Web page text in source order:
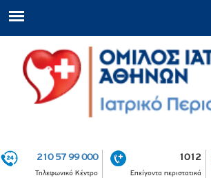
210 57 99 000
Τηλεφωνικό Κέντρο
1012
Επείγοντα περιστατικά